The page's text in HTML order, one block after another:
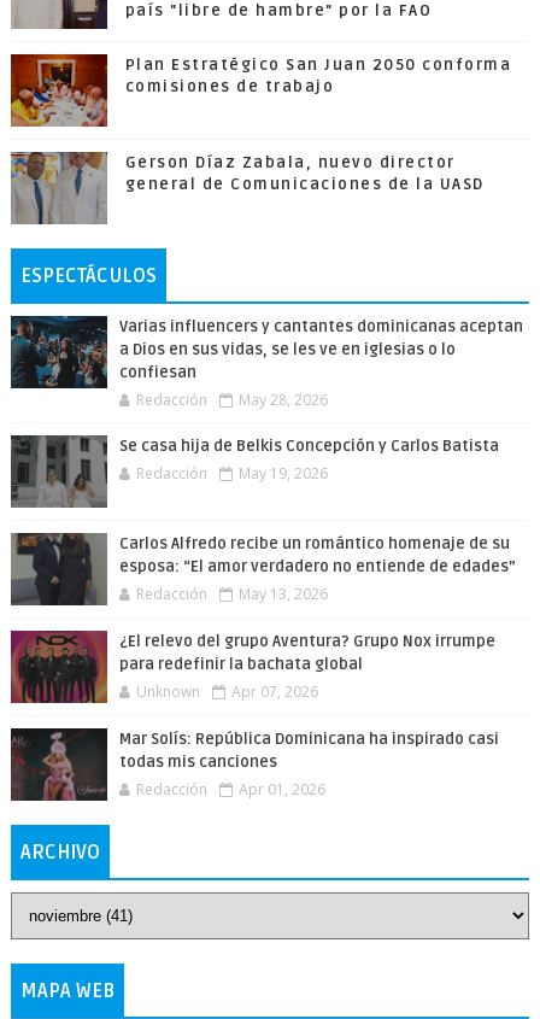
país "libre de hambre" por la FAO
Plan Estratégico San Juan 2050 conforma
comisiones de trabajo
Gerson Díaz Zabala, nuevo director
general de Comunicaciones de la UASD
ESPECTÁCULOS
Varias influencers y cantantes dominicanas aceptan
a Dios en sus vidas, se les ve en iglesias o lo
confiesan
Redacción May 28, 2026
Se casa hija de Belkis Concepción y Carlos Batista
Redacción May 19, 2026
Carlos Alfredo recibe un romántico homenaje de su
esposa: “El amor verdadero no entiende de edades”
Redacción May 13, 2026
¿El relevo del grupo Aventura? Grupo Nox irrumpe
para redefinir la bachata global
Unknown Apr 07, 2026
Mar Solís: República Dominicana ha inspirado casi
todas mis canciones
Redacción Apr 01, 2026
ARCHIVO
MAPA WEB